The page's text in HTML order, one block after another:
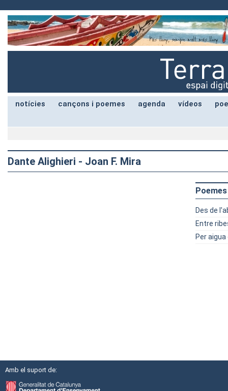
notícies cançons i poemes agenda vídeos
Dante Alighieri - Joan F. Mira
Poemes
Des de
Entre
Per
Amb el suport de: